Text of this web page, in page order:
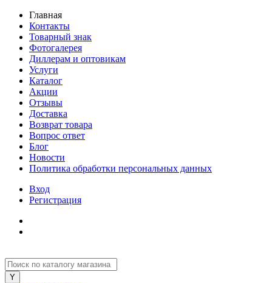
Главная
Контакты
Товарный знак
Фотогалерея
Диллерам и оптовикам
Услуги
Каталог
Акции
Отзывы
Доставка
Возврат товара
Вопрос ответ
Блог
Новости
Политика обработки персональных данных
Вход
Регистрация